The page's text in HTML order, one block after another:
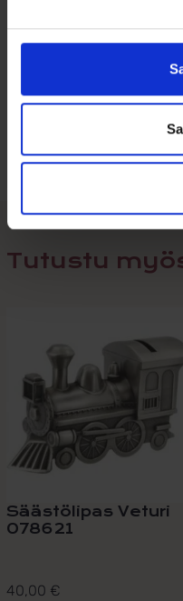
koon
Tutustu
Säästölipas Veturi
078621
40,00 €